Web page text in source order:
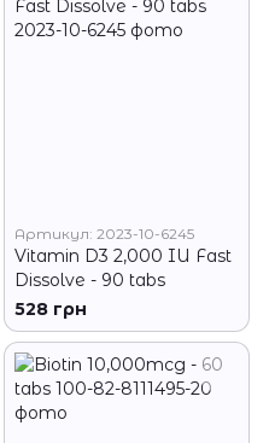
Артикул: 2023-10-6245
Vitamin D3 2,000 IU Fast
Dissolve - 90 tabs
528 грн